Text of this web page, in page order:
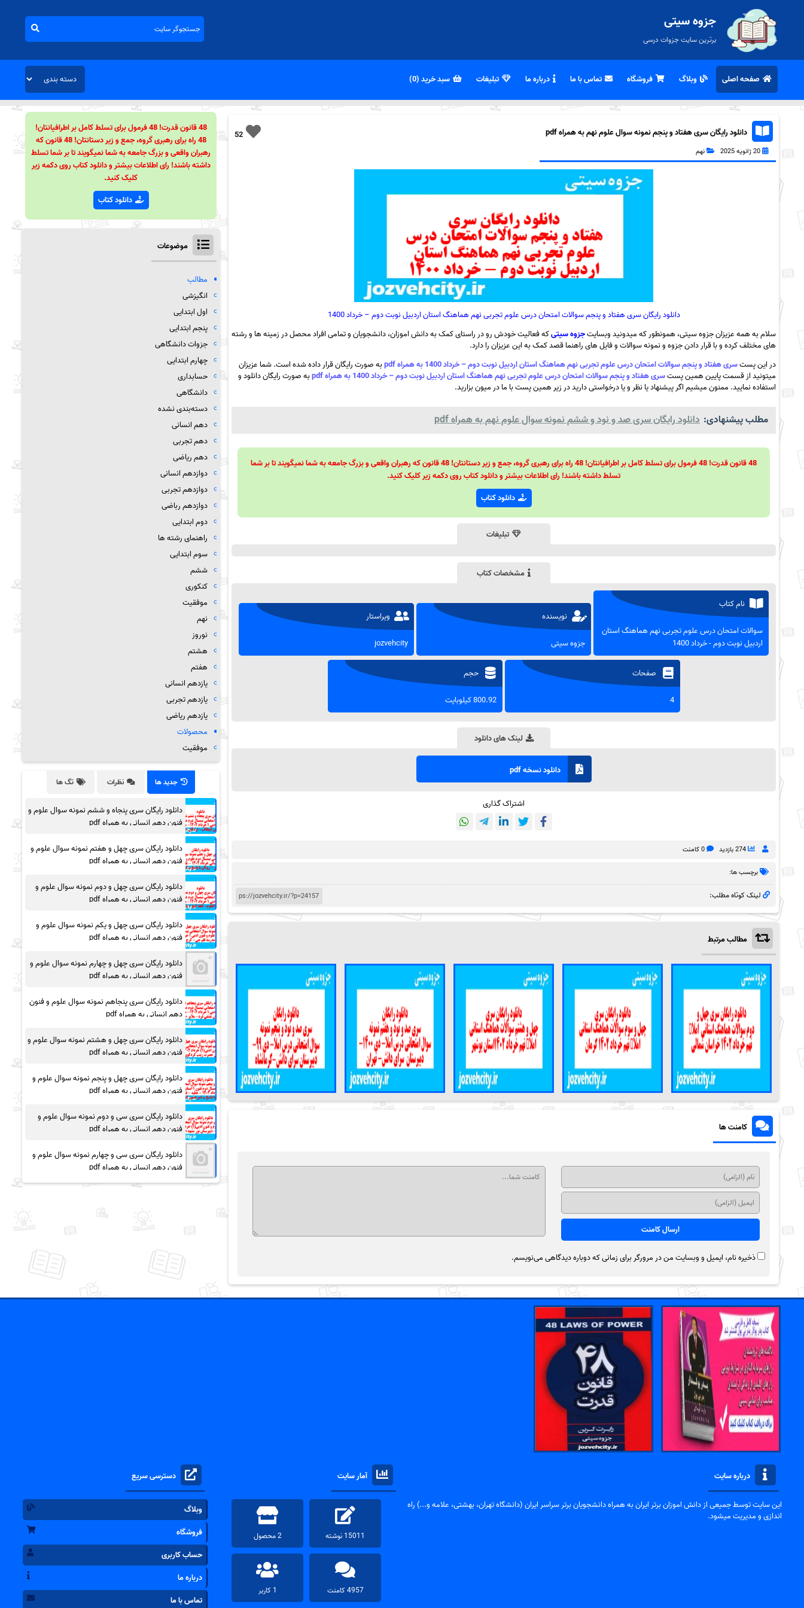
جزوه سیتی
برترین سایت جزوات درسی
صفحه اصلی وبلاگ فروشگاه تماس با ما درباره ما تبلیغات سبد خرید (0)
52 دانلود رایگان سری هفتاد و پنجم نمونه سوال علوم نهم به همراه pdf
20 ژانویه 2025 نهم
دانلود رایگان سری هفتاد و پنجم سوالات امتحان درس علوم تجربی نهم هماهنگ استان اردبیل نوبت دوم – خرداد 1400
سلام به همه عزیزان جزوه سیتی، همونطور که میدونید وبسایتجزوه سیتیکه فعالیت خودش رو در راستای کمک به دانش اموزان، دانشجویان و تمامی افراد محصل در زمینه ها و رشته
های مختلف کرده و با قرار دادن جزوه و نمونه سوالات و فایل های راهنما قصد کمک به این عزیزان را دارد.
در این پستسری هفتاد و پنجم سوالات امتحان درس علوم تجربی نهم هماهنگ استان اردبیل نوبت دوم – خرداد 1400 به همراه pdf
به صورت رایگان قرار داده شده است. شما عزیزان
میتونید از قسمت پایین همین پستسری هفتاد و پنجم سوالات امتحان درس علوم تجربی نهم هماهنگ استان اردبیل نوبت دوم – خرداد 1400 به همراه pdf
به صورت رایگان دانلود و
استفاده نمایید. ممنون میشیم اگر پیشنهاد یا نظر و یا درخواستی دارید در زیر همین پست با ما در میون بزارید.
مطلب پیشنهادی: دانلود رایگان سری صد و نود و ششم نمونه سوال علوم نهم به همراه pdf
48 قانون قدرت! 48 فرمول برای تسلط کامل بر اطرافیانتان! 48 راه برای رهبری گروه، جمع و زیر دستانتان! 48 قانون که رهبران واقعی و بزرگ جامعه به شما نمیگویند تا بر شما
تسلط داشته باشند! رای اطلاعات بیشتر و دانلود کتاب روی دکمه زیر کلیک کنید.
دانلود کتاب
تبلیغات
مشخصات کتاب
نام کتاب
سوالات امتحان درس علوم تجربی نهم هماهنگ استان
اردبیل نوبت دوم - خرداد 1400
نویسنده
جزوه سیتی
ویراستار
jozvehcity
صفحات
4
حجم
800.92 کیلوبایت
لینک های دانلود
دانلود نسخه pdf
اشتراک گذاری
274 بازدید 0 کامنت
برچسب ها:
لینک کوتاه مطلب:
مطالب مرتبط
کامنت ها
ذخیره نام، ایمیل و وبسایت من در مرورگر برای زمانی که دوباره دیدگاهی می‌نویسم.
48 قانون قدرت! 48 فرمول برای تسلط کامل بر اطرافیانتان!
48 راه برای رهبری گروه، جمع و زیر دستانتان! 48 قانون که
رهبران واقعی و بزرگ جامعه به شما نمیگویند تا بر شما تسلط
داشته باشند! رای اطلاعات بیشتر و دانلود کتاب روی دکمه زیر
کلیک کنید.
دانلود کتاب
موضوعات
مطالب
انگیزشی
اول ابتدایی
پنجم ابتدایی
جزوات دانشگاهی
چهارم ابتدایی
حسابداری
دانشگاهی
دسته‌بندی نشده
دهم انسانی
دهم تجربی
دهم ریاضی
دوازدهم انسانی
دوازدهم تجربی
دوازدهم رباضی
دوم ابتدایی
راهنمای رشته ها
سوم ابتدایی
ششم
کنکوری
موفقیت
نهم
نوروز
هشتم
هفتم
یازدهم انسانی
یازدهم تجربی
یازدهم ریاضی
محصولات
موفقیت
جدید ها نظرات تگ ها
دانلود رایگان سری پنجاه و ششم نمونه سوال علوم و
فنون دهم انسانی به همراه pdf
دانلود رایگان سری چهل و هفتم نمونه سوال علوم و
فنون دهم انسانی به همراه pdf
دانلود رایگان سری چهل و دوم نمونه سوال علوم و
فنون دهم انسانی به همراه pdf
دانلود رایگان سری چهل و یکم نمونه سوال علوم و
فنون دهم انسانی به همراه pdf
دانلود رایگان سری چهل و چهارم نمونه سوال علوم و
فنون دهم انسانی به همراه pdf
دانلود رایگان سری پنجاهم نمونه سوال علوم و فنون
دهم انسانی به همراه pdf
دانلود رایگان سری چهل و هشتم نمونه سوال علوم و
فنون دهم انسانی به همراه pdf
دانلود رایگان سری چهل و پنجم نمونه سوال علوم و
فنون دهم انسانی به همراه pdf
دانلود رایگان سری سی و دوم نمونه سوال علوم و
فنون دهم انسانی به همراه pdf
دانلود رایگان سری سی و چهارم نمونه سوال علوم و
فنون دهم انسانی به همراه pdf
درباره سایت
این سایت توسط جمیعی از دانش اموزان برتر ایران به همراه دانشجویان برتر سراسر ایران (دانشگاه تهران، بهشتی، علامه و...) راه
اندازی و مدیریت میشود.
آمار سایت
15011 نوشته 2 محصول
4957 کامنت 1 کاربر
دسترسی سریع
وبلاگ
فروشگاه
حساب کاربری
درباره ما
تماس با ما